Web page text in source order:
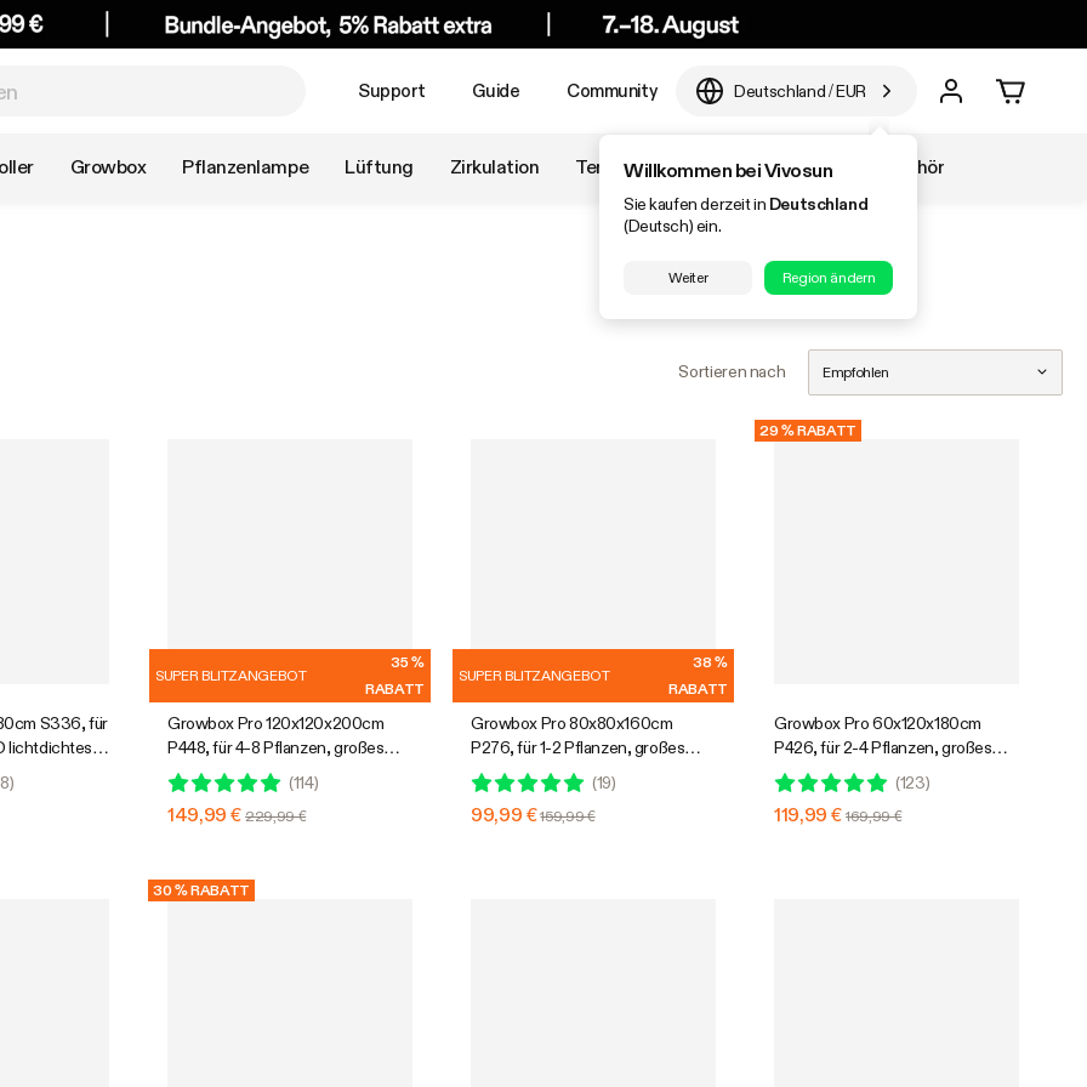
Support Guide Community Deutschland/EUR
Willkommen bei Vivosun
Sie kaufen derzeit in Deutschland
(Deutsch) ein.
Weiter Region ändern
Growbox Pflanzenlampe Lüftung Zirkulation Temperatur & Luftfeuchtigkeit Zubehör
Sortieren nach Empfohlen
S336, für
lichtdichtes
den Indoor-
)
SUPER BLITZANGEBOT
35 %
RABATT
Growbox Pro 120x120x200cm
P448, für 4-8 Pflanzen, großes
Frontfenster, für den Indoor-
Pflanzenanbau
(114)
149,99 € 229,99 €
SUPER BLITZANGEBOT
38 %
RABATT
Growbox Pro 80x80x160cm
P276, für 1-2 Pflanzen, großes
Frontfenster, für den Indoor-
Pflanzenanbau
(19)
99,99 € 159,99 €
29 % RABATT
Growbox Pro 60x120x180cm
P426, für 2-4 Pflanzen, großes
Frontfenster, für den Indoor-
Pflanzenanbau
(123)
119,99 € 169,99 €
30 % RABATT